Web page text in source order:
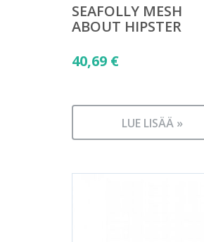
SEAFOLLY MESH
ABOUT HIPSTER
40,69 €
LUE LISÄÄ »